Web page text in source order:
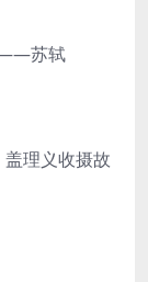
——苏轼
理义收摄故